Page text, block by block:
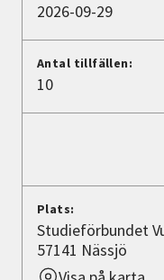
Avdelningar
Lyssna
2026-09-29
Antal tillfällen:
10
Plats:
Studieförbundet
57141 Nässjö